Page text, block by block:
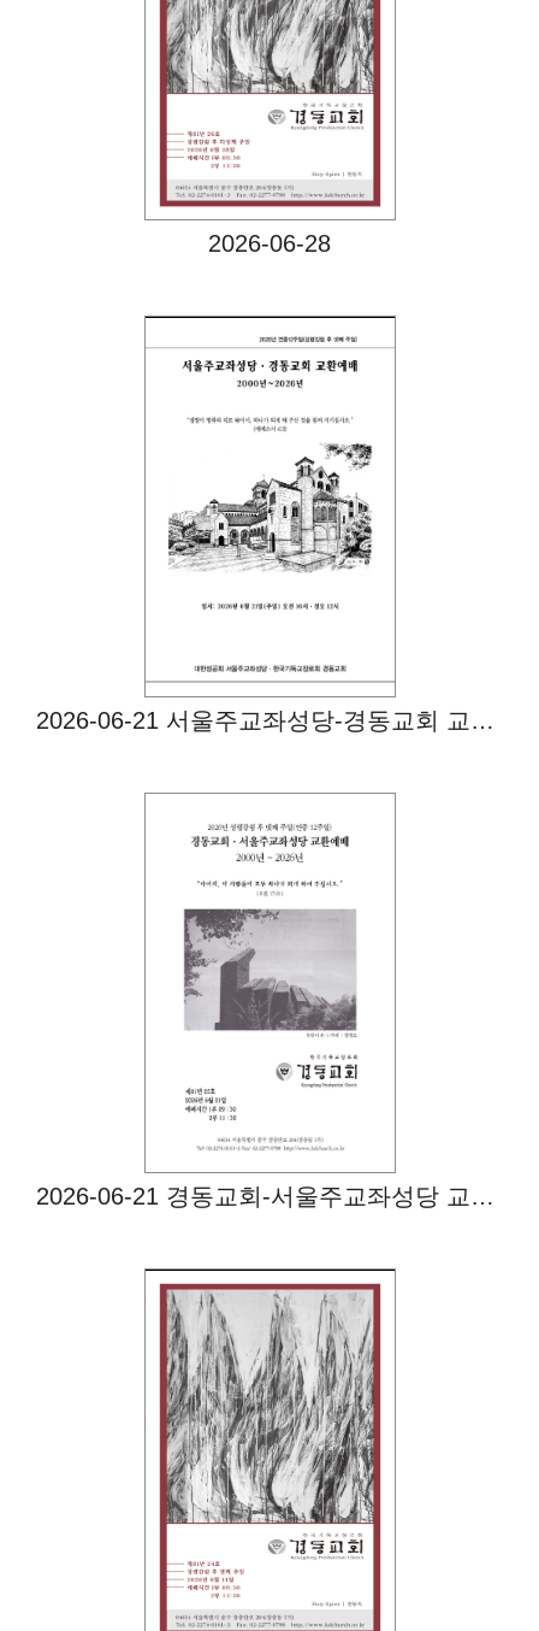
Views
2026-06-28
Views
2026-06-21 서울주교좌성당-경동교회 교환예배
Views
2026-06-21 경동교회-서울주교좌성당 교환예배
Views